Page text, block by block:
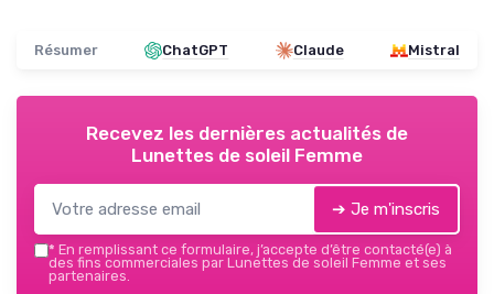
Résumer ChatGPT Claude Mistral
Recevez les dernières actualités de
Lunettes de soleil Femme
➔ Je m'inscris
* En remplissant ce formulaire, j’accepte d’être contacté(e) à
des fins commerciales par Lunettes de soleil Femme et ses
partenaires.